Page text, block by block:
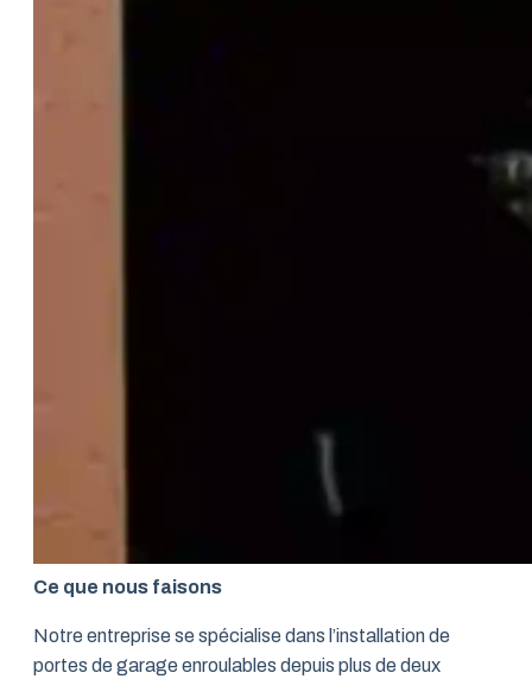
Ce que nous faisons
Notre entreprise se spécialise dans l’installation de
portes de garage enroulables depuis plus de deux